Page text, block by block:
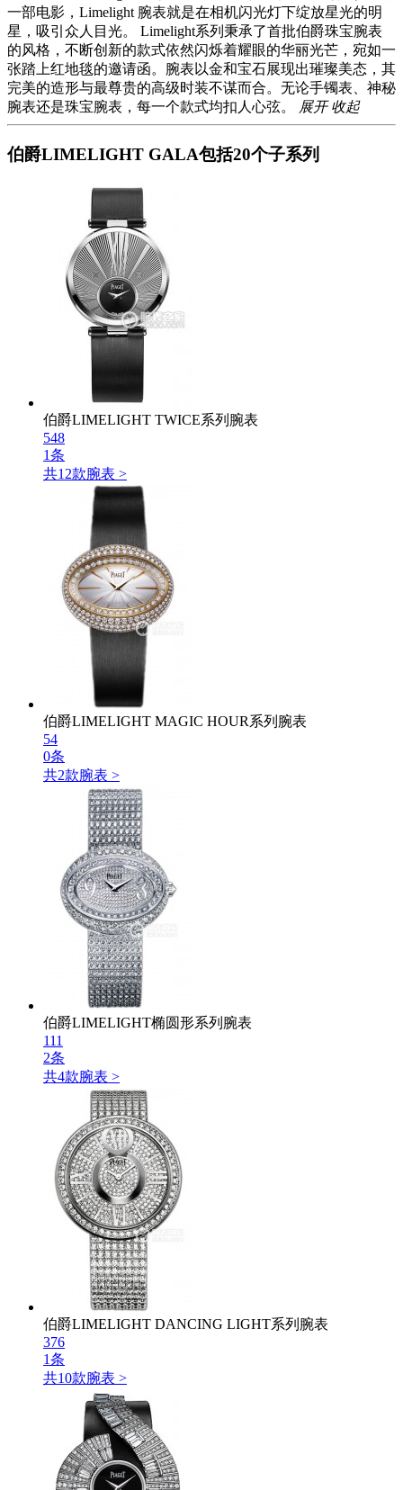
一部电影，Limelight 腕表就是在相机闪光灯下绽放星光的明
星，吸引众人目光。 Limelight系列秉承了首批伯爵珠宝腕表
的风格，不断创新的款式依然闪烁着耀眼的华丽光芒，宛如一
张踏上红地毯的邀请函。腕表以金和宝石展现出璀璨美态，其
完美的造形与最尊贵的高级时装不谋而合。无论手镯表、神秘
腕表还是珠宝腕表，每一个款式均扣人心弦。
展开 收起
伯爵LIMELIGHT GALA包括20个子系列
伯爵LIMELIGHT TWICE系列腕表
548
1条
共12款腕表 >
伯爵LIMELIGHT MAGIC HOUR系列腕表
54
0条
共2款腕表 >
伯爵LIMELIGHT椭圆形系列腕表
111
2条
共4款腕表 >
伯爵LIMELIGHT DANCING LIGHT系列腕表
376
1条
共10款腕表 >